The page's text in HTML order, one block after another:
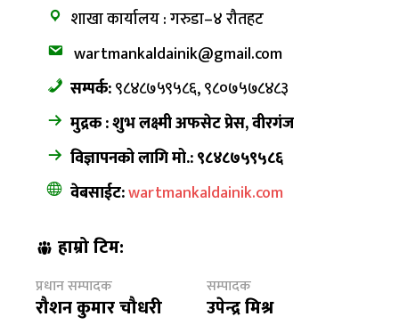
शाखा कार्यालय : गरुडा–४ रौतहट
wartmankaldainik@gmail.com
सम्पर्क:९८४८७५९५८६, ९८०७५७८४८३
मुद्रक : शुभ लक्ष्मी अफसेट प्रेस, वीरगंज
विज्ञापनको लागि मो.: ९८४८७५९५८६
वेबसाईट:wartmankaldainik.com
हाम्रो टिम:
प्रधान सम्पादक
रौशन कुमार चौधरी
सम्पादक
उपेन्द्र मिश्र